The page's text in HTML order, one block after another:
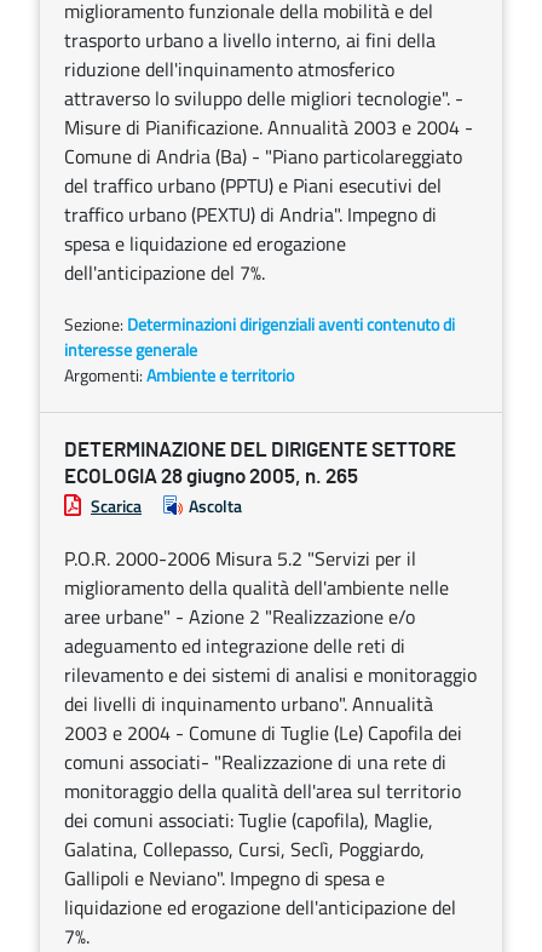
miglioramento funzionale della mobilità e del
trasporto urbano a livello interno, ai fini della
riduzione dell'inquinamento atmosferico
attraverso lo sviluppo delle migliori tecnologie". -
Misure di Pianificazione. Annualità 2003 e 2004 -
Comune di Andria (Ba) - "Piano particolareggiato
del traffico urbano (PPTU) e Piani esecutivi del
traffico urbano (PEXTU) di Andria". Impegno di
spesa e liquidazione ed erogazione
dell'anticipazione del 7%.
Sezione: Determinazioni dirigenziali aventi contenuto di
interesse generale
Argomenti:Ambiente e territorio
DETERMINAZIONE DEL DIRIGENTE SETTORE
ECOLOGIA 28 giugno 2005, n. 265
Scarica Ascolta
P.O.R. 2000-2006 Misura 5.2 "Servizi per il
miglioramento della qualità dell'ambiente nelle
aree urbane" - Azione 2 "Realizzazione e/o
adeguamento ed integrazione delle reti di
rilevamento e dei sistemi di analisi e monitoraggio
dei livelli di inquinamento urbano". Annualità
2003 e 2004 - Comune di Tuglie (Le) Capofila dei
comuni associati- "Realizzazione di una rete di
monitoraggio della qualità dell'area sul territorio
dei comuni associati: Tuglie (capofila), Maglie,
Galatina, Collepasso, Cursi, Seclì, Poggiardo,
Gallipoli e Neviano". Impegno di spesa e
liquidazione ed erogazione dell'anticipazione del
7%.